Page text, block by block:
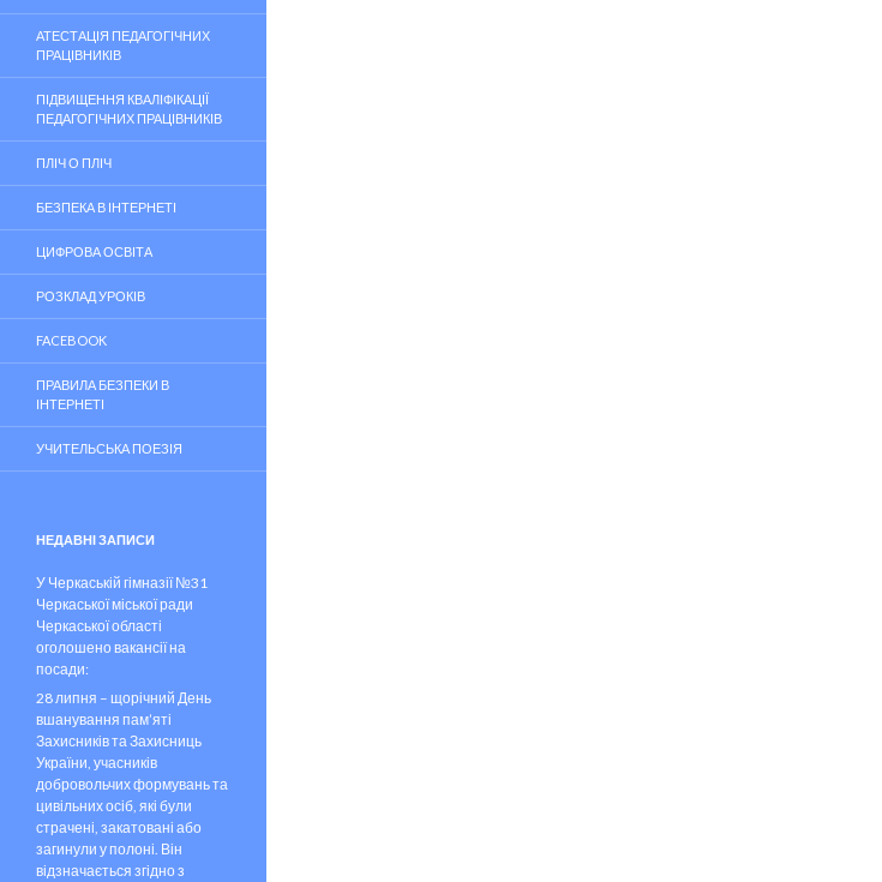
АТЕСТАЦІЯ ПЕДАГОГІЧНИХ
ПРАЦІВНИКІВ
ПІДВИЩЕННЯ КВАЛІФІКАЦІЇ
ПЕДАГОГІЧНИХ ПРАЦІВНИКІВ
ПЛІЧ О ПЛІЧ
БЕЗПЕКА В ІНТЕРНЕТІ
ЦИФРОВА ОСВІТА
РОЗКЛАД УРОКІВ
FACEBOOK
ПРАВИЛА БЕЗПЕКИ В
ІНТЕРНЕТІ
УЧИТЕЛЬСЬКА ПОЕЗІЯ
НЕДАВНІ ЗАПИСИ
У Черкаській гімназії №31
Черкаської міської ради
Черкаської області
оголошено вакансії на
посади:
28 липня – щорічний День
вшанування пам’яті
Захисників та Захисниць
України, учасників
добровольчих формувань та
цивільних осіб, які були
страчені, закатовані або
загинули у полоні. Він
відзначається згідно з